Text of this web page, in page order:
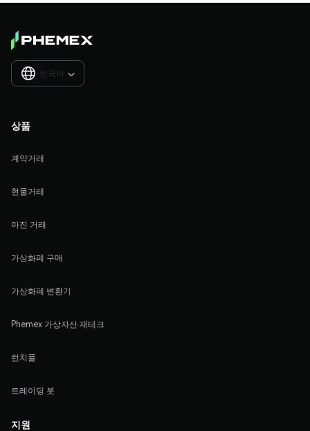
한국어 
상품
계약거래
현물거래
마진 거래
가상화폐 구매
가상화폐 변환기
Phemex 가상자산 재테크
런치풀
트레이딩 봇
지원